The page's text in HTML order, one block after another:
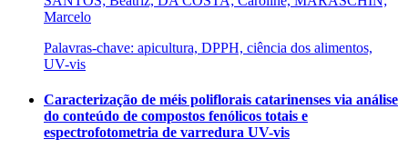
Marcelo
Palavras-chave: apicultura, DPPH, ciência dos alimentos,
UV-vis
Caracterização de méis poliflorais catarinenses via análise
do conteúdo de compostos fenólicos totais e
espectrofotometria de varredura UV-vis